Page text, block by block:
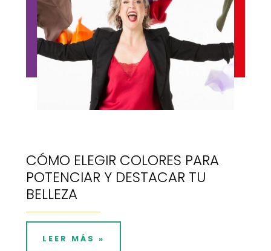
CÓMO ELEGIR COLORES PARA
POTENCIAR Y DESTACAR TU
BELLEZA
LEER MÁS »